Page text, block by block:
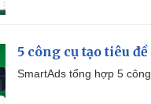
5 công cụ tạo tiêu
SmartAds tổng hợp 5